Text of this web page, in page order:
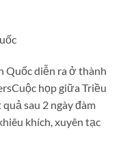
Quốc diễn ra ở thành
họp giữa Triều
sau 2 ngày đàm
khích, xuyên tạc